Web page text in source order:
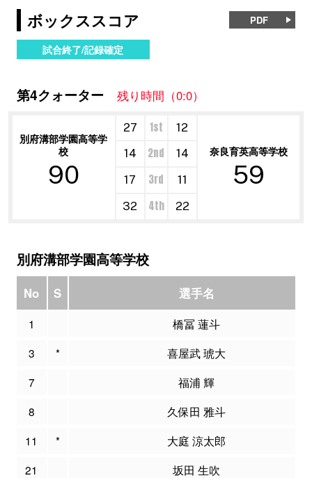
ボックススコア PDF
試合終了/記録確定
第4クォーター 残り時間（0:0）
別府溝部学園高等学
校
90
27 1st
12
奈良育英高等学校
59
14 2nd
14
17
3rd
11
32
4th 22
別府溝部学園高等学校
No S 選手名
1
橋冨 蓮斗
3
*
喜屋武 琥大
7
福浦 輝
8
久保田 雅斗
11
*
大庭 涼太郎
21
坂田 生吹